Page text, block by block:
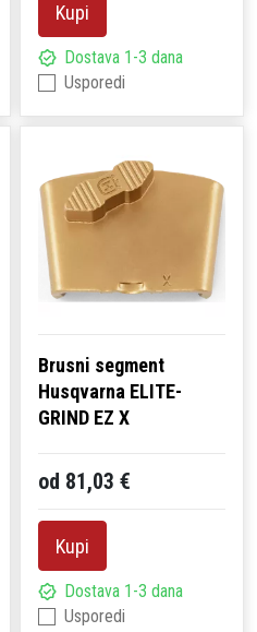
Kupi
Dostava 1-3 dana
Usporedi
Brusni segment
Husqvarna ELITE-
GRIND EZ X
od 81,03 €
Kupi
Dostava 1-3 dana
Usporedi